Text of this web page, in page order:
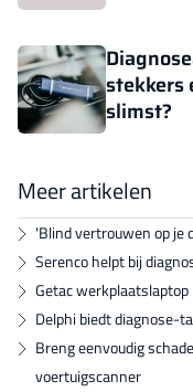
stekkers
slimst?
Meer artikelen
'Blind vertrouwen op je
Serenco helpt bij
Getac
Delphi biedt diagnose-
Breng eenvoudig
voertuigscanner